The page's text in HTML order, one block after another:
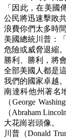
「因此，在美國
公民將迅速擊敗
浪費你們太多時間
美國總統川普：
危險或威脅退縮
勝利、勝利，將
全部美國人都是
我們的國家卓越。
南達科他州著名
（George
（Abraham
大花崗岩頭像。
川普（Donald